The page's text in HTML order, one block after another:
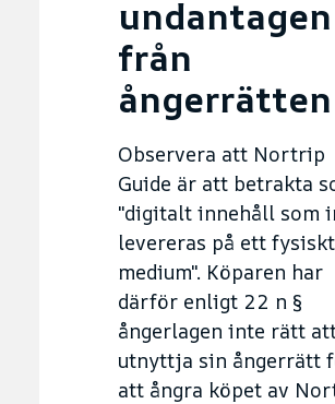
undantagen
från
ångerrätten
Observera att Nortrip
Guide är att betrakta
"digitalt innehåll som
levereras på ett fysiskt
medium". Köparen har
därför enligt 22 n §
ångerlagen inte rätt
utnyttja sin ångerrätt
att ångra köpet av